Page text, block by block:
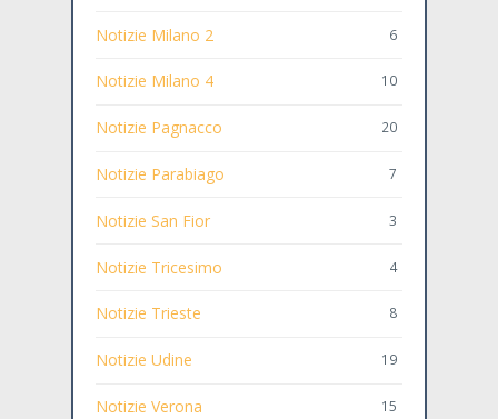
Notizie Milano 2 6
Notizie Milano 4 10
Notizie Pagnacco 20
Notizie Parabiago 7
Notizie San Fior 3
Notizie Tricesimo 4
Notizie Trieste 8
Notizie Udine 19
Notizie Verona 15